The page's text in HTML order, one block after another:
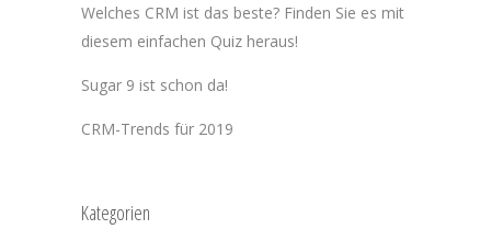
Welches CRM ist das beste? Finden Sie es mit
diesem einfachen Quiz heraus!
Sugar 9 ist schon da!
CRM-Trends für 2019
Kategorien